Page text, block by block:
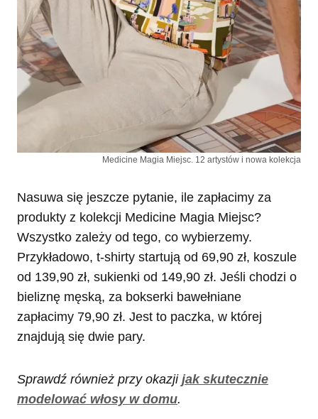
Medicine Magia Miejsc. 12 artystów i nowa kolekcja
Nasuwa się jeszcze pytanie, ile zapłacimy za
produkty z kolekcji Medicine Magia Miejsc?
Wszystko zależy od tego, co wybierzemy.
Przykładowo, t-shirty startują od 69,90 zł, koszule
od 139,90 zł, sukienki od 149,90 zł. Jeśli chodzi o
bieliznę męską, za bokserki bawełniane
zapłacimy 79,90 zł. Jest to paczka, w której
znajdują się dwie pary.
Sprawdź również przy okazji jak skutecznie
modelować włosy w domu.